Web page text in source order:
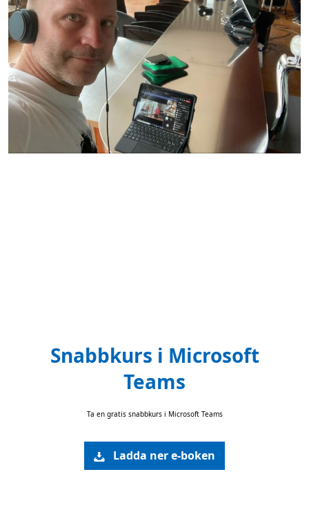
Snabbkurs i Microsoft
Teams
Ta en gratis snabbkurs i Microsoft Teams
Ladda ner e-boken